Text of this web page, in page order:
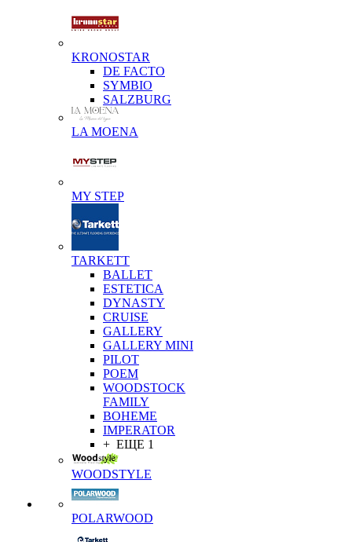
KRONOSTAR
DE FACTO
SYMBIO
SALZBURG
LA MOENA
MY STEP
TARKETT
BALLET
ESTETICA
DYNASTY
CRUISE
GALLERY
GALLERY MINI
PILOT
POEM
WOODSTOCK
FAMILY
BOHEME
IMPERATOR
+ ЕЩЕ 1
WOODSTYLE
POLARWOOD